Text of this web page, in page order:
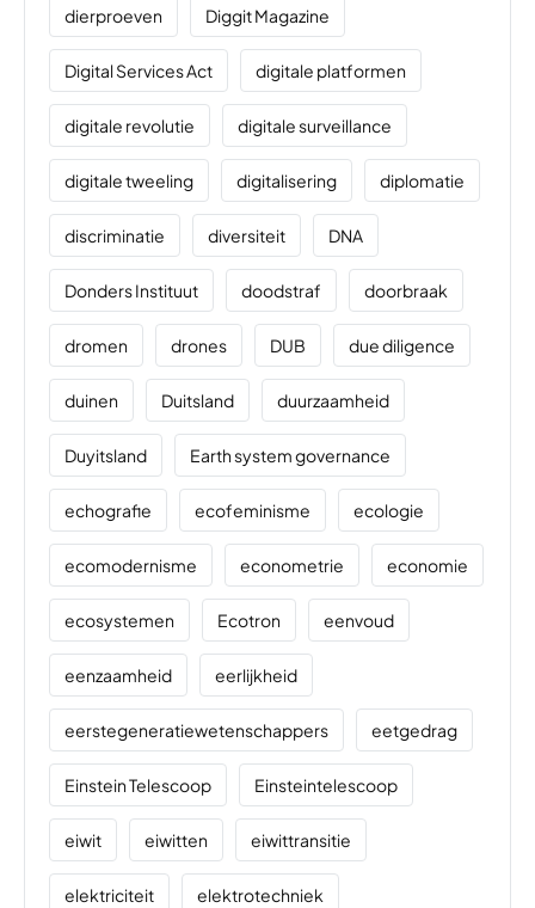
dierproeven Diggit Magazine
Digital Services Act digitale platformen
digitale revolutie digitale surveillance
digitale tweeling digitalisering diplomatie
discriminatie diversiteit DNA
Donders Instituut doodstraf doorbraak
dromen drones DUB due diligence
duinen Duitsland duurzaamheid
Duyitsland Earth system governance
echografie ecofeminisme ecologie
ecomodernisme econometrie economie
ecosystemen Ecotron eenvoud
eenzaamheid eerlijkheid
eerstegeneratiewetenschappers eetgedrag
Einstein Telescoop Einsteintelescoop
eiwit eiwitten eiwittransitie
elektriciteit elektrotechniek